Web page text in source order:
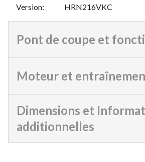
Version: HRN216VKC
Pont de coupe et
Moteur et
Dimensions et
additionnelles